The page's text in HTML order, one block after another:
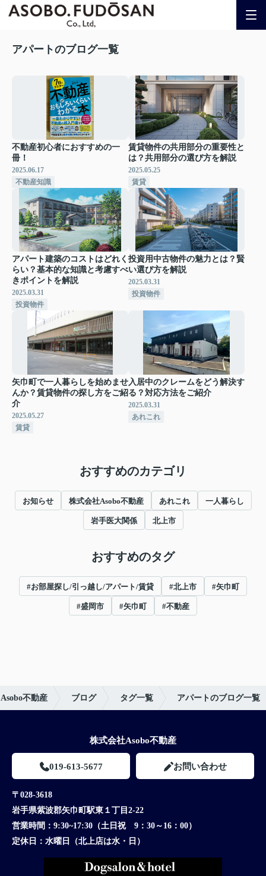
アパートのブログ一覧
不動産初心者におすすめの一
冊！
2025.06.17
不動産知識
賃貸物件の共用部分の重要性と
は？共用部分の選び方を解説
2025.05.25
賃貸
アパート建築のコストはどれく
らい？基本的な知識と考慮すべ
きポイントを解説
2025.03.31
投資物件
投資用中古物件の魅力とは？賢
い選び方を解説
2025.03.31
投資物件
矢巾町で一人暮らしを始めませ
んか？賃貸物件の探し方をご紹
介
2025.05.27
賃貸
入居中のクレームをどう解決す
る？対応方法をご紹介
2025.03.31
あれこれ
おすすめのカテゴリ
お知らせ 株式会社Asobo不動産 あれこれ 一人暮らし
岩手医大関係 北上市
おすすめのタグ
#お部屋探し/引っ越し/アパート/賃貸 #北上市 #矢巾町
#盛岡市 #矢巾町 #不動産
不動産 ブログ タグ一覧 アパートのブログ一覧
株式会社Asobo不動産
019-613-5677 お問い合わせ
〒028-3618
岩手県紫波郡矢巾町駅東１丁目2-22
営業時間： 9:30~17:30（土日祝 9：30～16：00）
定休日： 水曜日（北上店は水・日）